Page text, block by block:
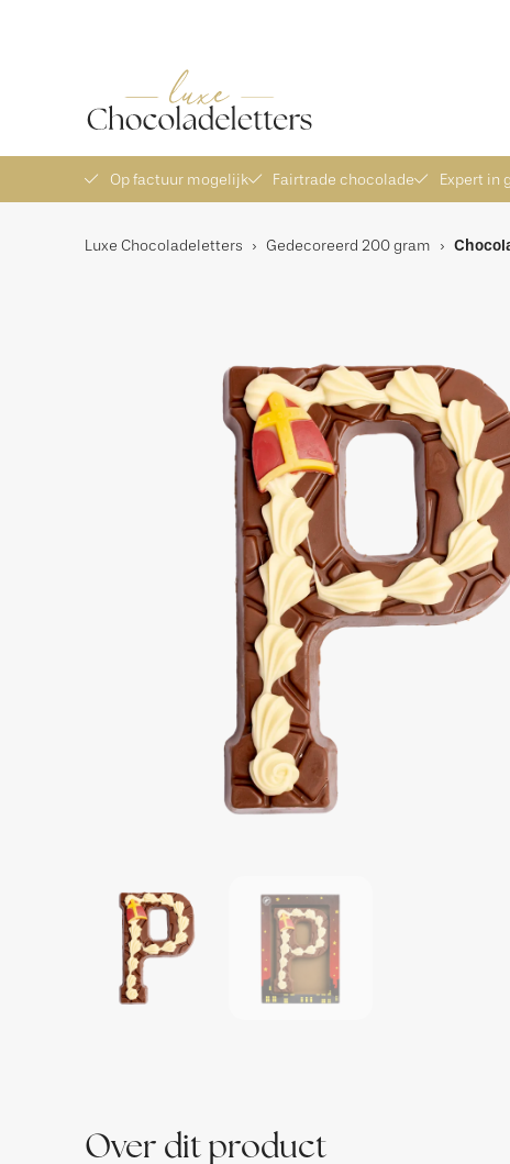
Op factuur mogelijk Fairtrade chocolade Expert in
Luxe Chocoladeletters › Gedecoreerd 200 gram ›
Over dit product